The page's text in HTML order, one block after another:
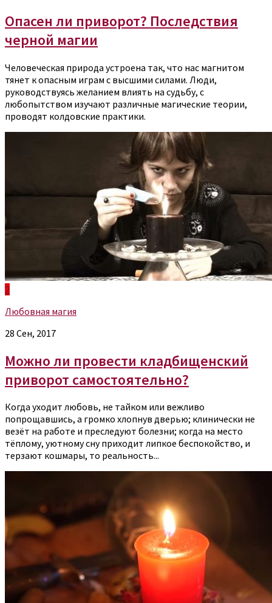
Опасен ли приворот? Последствия
черной магии
Человеческая природа устроена так, что нас магнитом
тянет к опасным играм с высшими силами. Люди,
руководствуясь желанием влиять на судьбу, с
любопытством изучают различные магические теории,
проводят колдовские практики.
2
Любовная магия
28 Сен, 2017
Можно ли провести кладбищенский
приворот самостоятельно?
Когда уходит любовь, не тайком или вежливо
попрощавшись, а громко хлопнув дверью; клинически не
везёт на работе и преследуют болезни; когда на место
тёплому, уютному сну приходит липкое беспокойство, и
терзают кошмары, то реальность...